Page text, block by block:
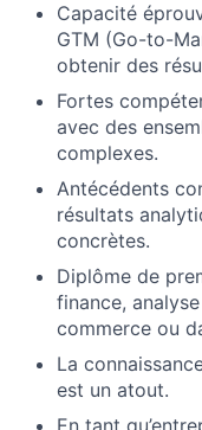
Capacité
GTM (Go-to-
obtenir des
Fortes
avec des
complexes.
Antécédents
résultats
concrètes.
Diplôme de
finance,
commerce ou
La
est un atout.